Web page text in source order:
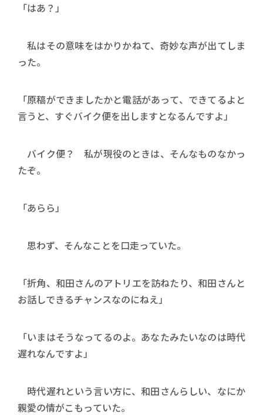
「はあ？」
私はその意味をはかりかねて、奇妙な声が出てしま
った。
「原稿ができましたかと電話があって、できてるよと
言うと、すぐバイク便を出しますとなるんですよ」
バイク便？ 私が現役のときは、そんなものなかっ
たぞ。
「あらら」
思わず、そんなことを口走っていた。
「折角、和田さんのアトリエを訪ねたり、和田さんと
お話しできるチャンスなのにねえ」
「いまはそうなってるのよ。あなたみたいなのは時代
遅れなんですよ」
時代遅れという言い方に、和田さんらしい、なにか
親愛の情がこもっていた。